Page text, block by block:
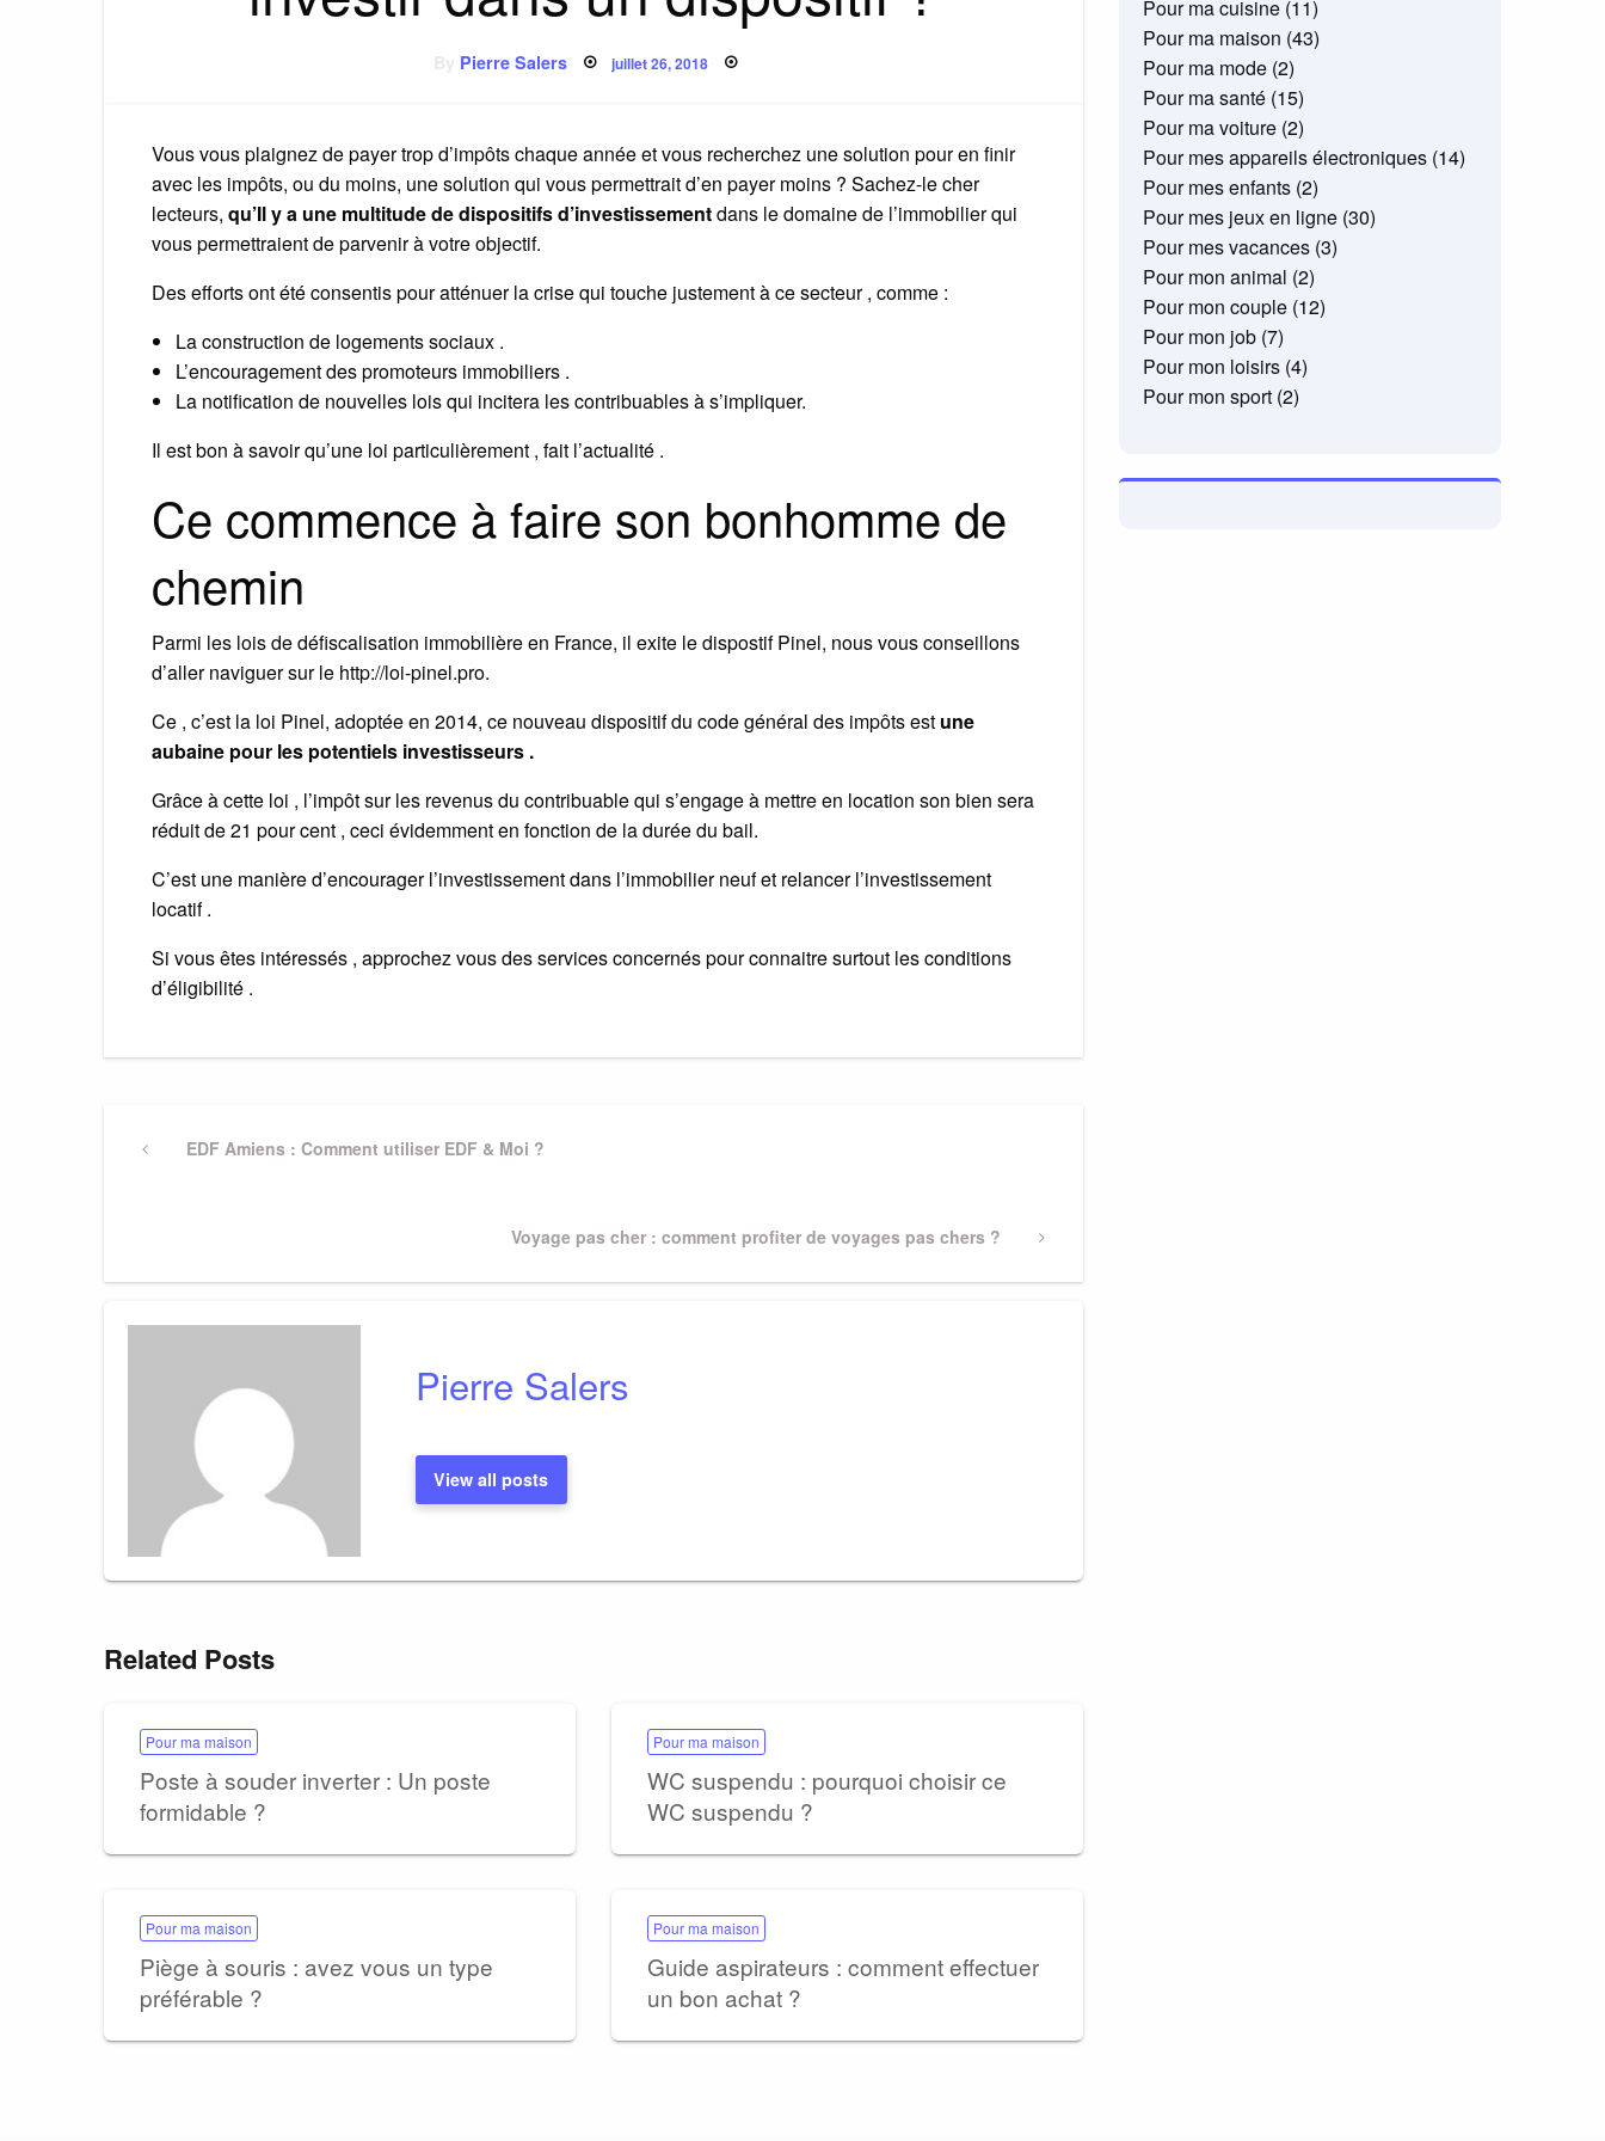
Pierre Salers Posted
on
juillet 26, 2018
Vous vous plaignez de payer trop d’impôts chaque année et vous recherchez une solution pour en finir
avec les impôts, ou du moins, une solution qui vous permettrait d’en payer moins ? Sachez-le cher
lecteurs, qu’Il y a une multitude de dispositifs d’investissementdans le domaine de l’immobilier qui
vous permettraient de parvenir à votre objectif.
Des efforts ont été consentis pour atténuer la crise qui touche justement à ce secteur , comme :
La construction de logements sociaux .
L’encouragement des promoteurs immobiliers .
La notification de nouvelles lois qui incitera les contribuables à s’impliquer.
Il est bon à savoir qu’une loi particulièrement , fait l’actualité .
Ce commence à faire son bonhomme de
chemin
Parmi les lois de défiscalisation immobilière en France, il exite le dispostif Pinel, nous vous conseillons
d’aller naviguer sur le http://loi-pinel.pro.
Ce , c’est la loi Pinel, adoptée en 2014, ce nouveau dispositif du code général des impôts est une
aubaine pour les potentiels investisseurs .
Grâce à cette loi , l’impôt sur les revenus du contribuable qui s’engage à mettre en location son bien sera
réduit de 21 pour cent , ceci évidemment en fonction de la durée du bail.
C’est une manière d’encourager l’investissement dans l’immobilier neuf et relancer l’investissement
locatif .
Si vous êtes intéressés , approchez vous des services concernés pour connaitre surtout les conditions
d’éligibilité .
Navigation
l’article
PreviousEDF Amiens : Comment utiliser EDF & Moi ?
Next
Voyage pas cher : comment profiter de voyages pas chers ?
Pierre Salers
View all posts
Related Posts
Pour ma maison
Poste à souder inverter : Un poste
formidable ?
Pour ma maison
WC suspendu : pourquoi choisir ce
WC suspendu ?
Pour ma maison
Piège à souris : avez vous un type
préférable ?
Pour ma maison
Guide aspirateurs : comment effectuer
un bon achat ?
Pour ma cuisine(11)
Pour ma maison (43)
Pour ma mode(2)
Pour ma santé(15)
Pour ma voiture(2)
Pour mes appareils électroniques(14)
Pour mes enfants(2)
Pour mes jeux en ligne(30)
Pour mes vacances(3)
Pour mon animal (2)
Pour mon couple(12)
Pour mon job(7)
Pour mon loisirs(4)
Pour mon sport(2)